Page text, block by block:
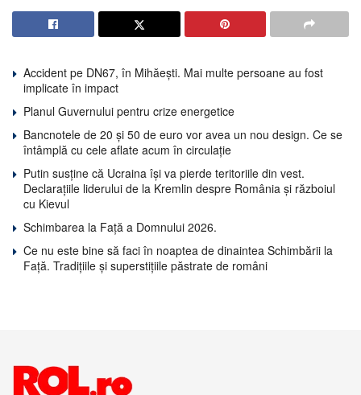
Accident pe DN67, în Mihăești. Mai multe persoane au fost
implicate în impact
Planul Guvernului pentru crize energetice
Bancnotele de 20 și 50 de euro vor avea un nou design. Ce se
întâmplă cu cele aflate acum în circulație
Putin susține că Ucraina își va pierde teritoriile din vest.
Declarațiile liderului de la Kremlin despre România și războiul
cu Kievul
Schimbarea la Față a Domnului 2026.
Ce nu este bine să faci în noaptea de dinaintea Schimbării la
Față. Tradițiile și superstițiile păstrate de români